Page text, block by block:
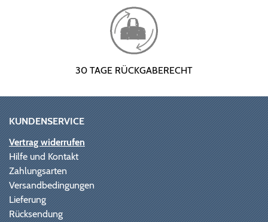
30 TAGE RÜCKGABERECHT
KUNDENSERVICE
Vertrag widerrufen
Hilfe und Kontakt
Zahlungsarten
Versandbedingungen
Lieferung
Rücksendung